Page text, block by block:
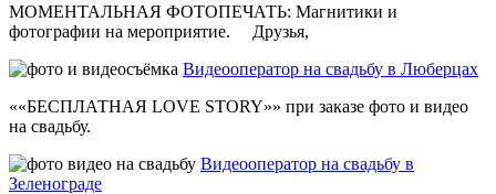
МОМЕНТАЛЬНАЯ ФОТОПЕЧАТЬ: Магнитики и
фотографии на мероприятие. Друзья,
Видеооператор на свадьбу в Люберцах
««БЕСПЛАТНАЯ LOVE STORY»» при заказе фото и видео
на свадьбу.
Видеооператор на свадьбу в
Зеленограде